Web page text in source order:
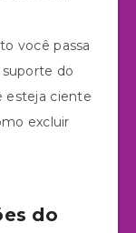
você passa
do
esteja ciente
excluir
do